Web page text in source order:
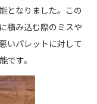
となりました。この
積み込む際のミスや
いパレットに対して
です。